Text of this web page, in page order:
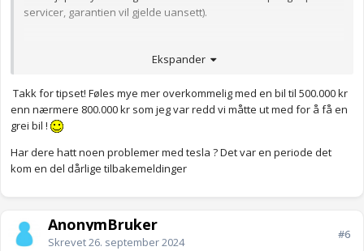
servicer, garantien vil gjelde uansett).
Dere får en Model Y for rundt 500 000 ,- nå. Eventuelt så er det å
Anonymkode: 6b801...d64
Ekspander
Takk for tipset! Føles mye mer overkommelig med en bil til 500.000 kr
enn nærmere 800.000 kr som jeg var redd vi måtte ut med for å få en
grei bil !
Har dere hatt noen problemer med tesla ? Det var en periode det
kom en del dårlige tilbakemeldinger
AnonymBruker
Skrevet26. september 2024
#6